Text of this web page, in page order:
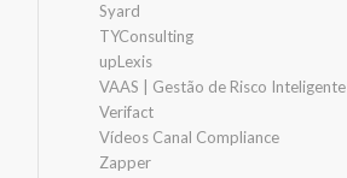
Syard
TYConsulting
upLexis
VAAS | Gestão de Risco Inteligente
Verifact
Vídeos Canal Compliance
Zapper